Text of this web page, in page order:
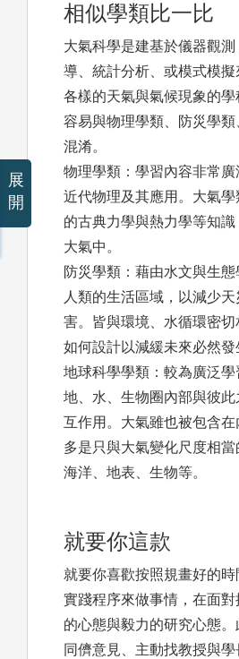
相似學類比一比
大氣科學是建基於儀器觀
導、統計分析、或模式模擬
各樣的天氣與氣候現象的學
容易與物理學類、防災學
混淆。
物理學類：學習內容非常廣
近代物理及其應用。大氣學
的古典力學與熱力學等知
大氣中。
防災學類：藉由水文與生態
人類的生活區域，以減少
害。皆與環境、水循環密
如何設計以減緩未來必然發
地球科學學類：較為廣泛學
地、水、生物圈內部與彼
互作用。大氣雖也被包含
多是只與大氣變化尺度相當
海洋、地表、生物等。
就要你這款
就要你喜歡按照規畫好的
實踐程序來做事情，在面
的心態與毅力的研究心態
同儕意見、主動找教授與
展
開